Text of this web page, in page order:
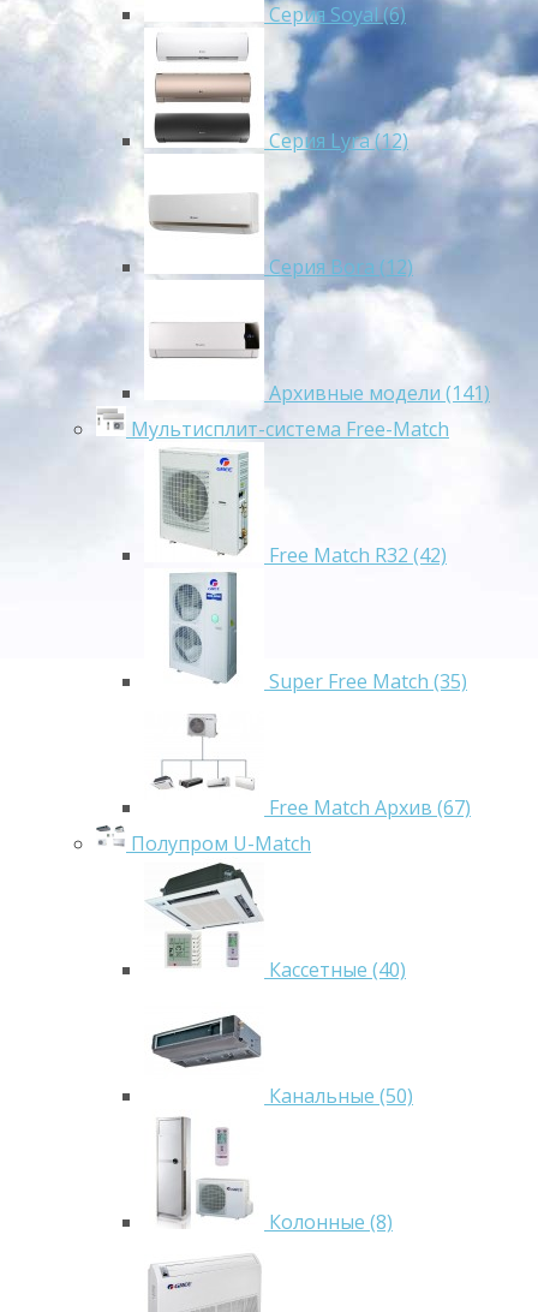
Cерия Soyal (6)
Серия Lyra (12)
Серия Bora (12)
Архивные модели (141)
Мультисплит-система Free-Match
Free Match R32 (42)
Super Free Match (35)
Free Match Архив (67)
Полупром U-Match
Кассетные (40)
Канальные (50)
Колонные (8)